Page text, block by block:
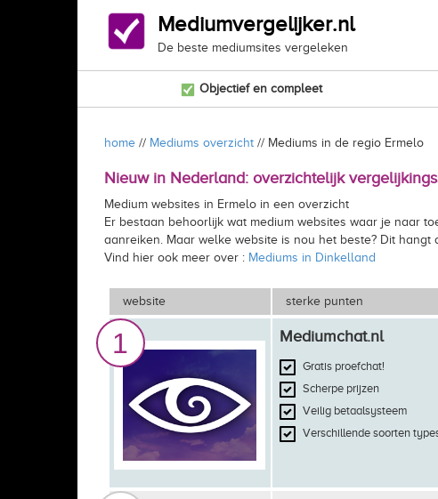
Mediumvergelijker.nl
De beste mediumsites vergeleken
Objectief en compleet
home // Mediums overzicht // Mediums in de regio Ermelo
Nieuw in Nederland: overzichtelijk
Medium websites in Ermelo in een overzicht
Er bestaan behoorlijk wat medium websites waar je naar
aanreiken. Maar welke website is nou het beste? Dit
Vind hier ook meer over : Mediums in Dinkelland
website sterke punten
1 Mediumchat.nl
Gratis proefchat!
Scherpe prijzen
Veilig betaalsysteem
Verschillende soorten